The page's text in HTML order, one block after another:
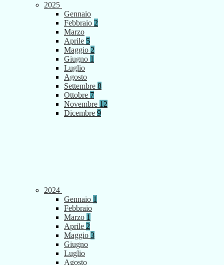
2025
Gennaio
Febbraio 2
Marzo
Aprile 5
Maggio 2
Giugno 1
Luglio
Agosto
Settembre 8
Ottobre 7
Novembre 12
Dicembre 9
2024
Gennaio 1
Febbraio
Marzo 1
Aprile 2
Maggio 3
Giugno
Luglio
Agosto